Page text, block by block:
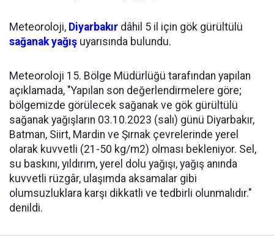
Meteoroloji, Diyarbakır dâhil 5 il için gök gürültülü
sağanak yağış uyarısında bulundu.
Meteoroloji 15. Bölge Müdürlüğü tarafından yapılan
açıklamada, "Yapılan son değerlendirmelere göre;
bölgemizde görülecek sağanak ve gök gürültülü
sağanak yağışların 03.10.2023 (salı) günü Diyarbakır,
Batman, Siirt, Mardin ve Şırnak çevrelerinde yerel
olarak kuvvetli (21-50 kg/m2) olması bekleniyor. Sel,
su baskını, yıldırım, yerel dolu yağışı, yağış anında
kuvvetli rüzgâr, ulaşımda aksamalar gibi
olumsuzluklara karşı dikkatli ve tedbirli olunmalıdır."
denildi.